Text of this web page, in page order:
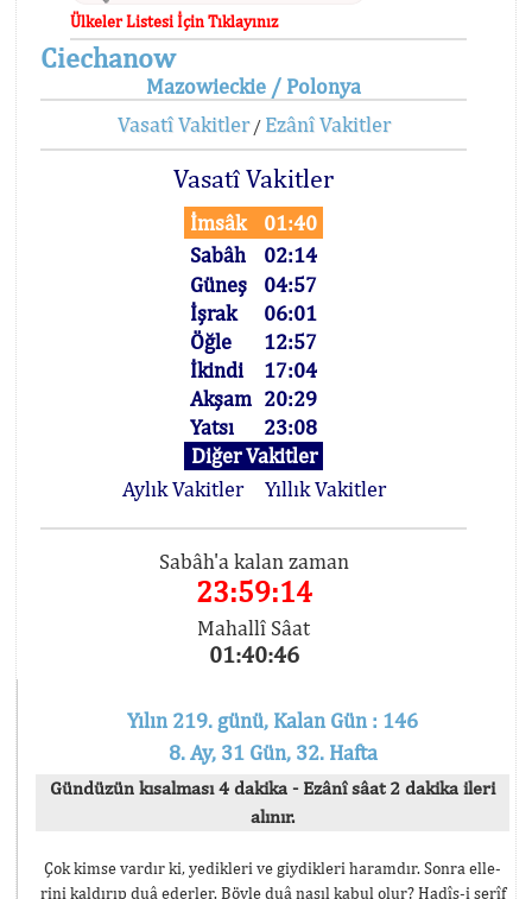
Ülkeler Listesi İçin Tıklayınız
Ciechanow
Mazowieckie / Polonya
Vasatî Vakitler/ Ezânî Vakitler
Vasatî Vakitler
İmsâk
01:40
Sabâh
02:14
Güneş
04:57
İşrak
06:01
Öğle
12:57
İkindi
17:04
Akşam 20:29
Yatsı
23:08
Diğer Vakitler
Aylık Vakitler
Yıllık Vakitler
Sabâh'a kalan zaman
23:59:14
Mahallî Sâat
01:40:46
Yılın 219. günü, Kalan Gün : 146
8. Ay, 31 Gün, 32. Hafta
Gündüzün kısalması 4 dakika - Ezânî sâat 2 dakika ileri
alınır.
Çok kimse vardır ki, yedikleri ve giydikleri haramdır. Sonra elle-
rini kaldırıp duâ ederler. Böyle duâ nasıl kabul olur? Hadîs-i şerîf